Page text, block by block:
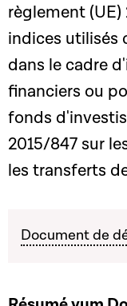
règlement (UE)
indices utilisés
dans le cadre
financiers ou
fonds
2015/847 sur
les transferts
Document de